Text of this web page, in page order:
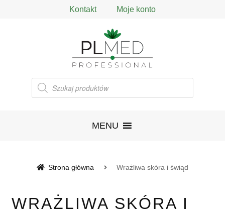
Kontakt Moje konto
Wyszukiwarka
produktów
MENU
Strona główna Wrażliwa skóra i świąd
WRAŻLIWA SKÓRA I